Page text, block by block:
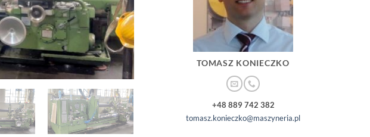
TOMASZ KONIECZKO
+48 889 742 382
tomasz.konieczko@maszyneria.pl